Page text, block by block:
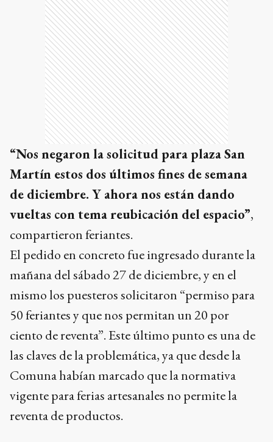
“Nos negaron la solicitud para plaza San
Martín estos dos últimos fines de semana
de diciembre. Y ahora nos están dando
vueltas con tema reubicación del espacio”,
compartieron feriantes.
El pedido en concreto fue ingresado durante la
mañana del sábado 27 de diciembre, y en el
mismo los puesteros solicitaron “permiso para
50 feriantes y que nos permitan un 20 por
ciento de reventa”. Este último punto es una de
las claves de la problemática, ya que desde la
Comuna habían marcado que la normativa
vigente para ferias artesanales no permite la
reventa de productos.